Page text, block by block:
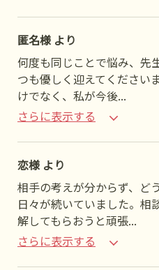
匿名様 より
何度も同じことで悩み、先
つも優しく迎えてください
けでなく、私が今後...
さらに表示する
恋様 より
相手の考えが分からず、ど
日々が続いていました。相
解してもらおうと頑張...
さらに表示する